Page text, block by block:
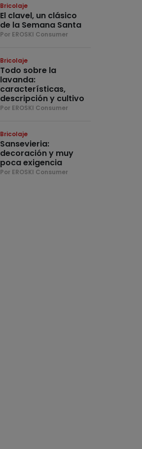
Bricolaje
El clavel, un clásico
de la Semana Santa
Por EROSKI Consumer
Bricolaje
Todo sobre la
lavanda:
características,
descripción y cultivo
Por EROSKI Consumer
Bricolaje
Sansevieria:
decoración y muy
poca exigencia
Por EROSKI Consumer